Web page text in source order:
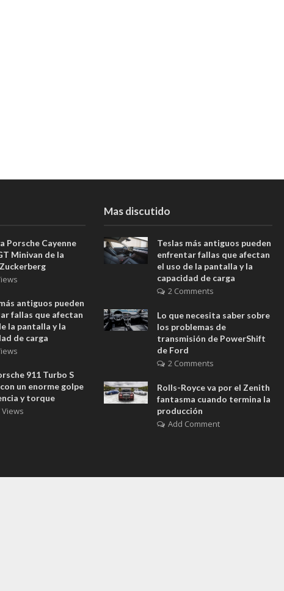
Porsche Cayenne
Minivan de la
antiguos pueden
fallas que afectan
la pantalla y la
de carga
911 Turbo S
un enorme golpe
y torque
Views
Mas discutido
Teslas más antiguos pueden
enfrentar fallas que afectan
el uso de la pantalla y la
capacidad de carga
2 Comments
Lo que necesita saber sobre
los problemas de
transmisión de PowerShift
de Ford
2 Comments
Rolls-Royce va por el Zenith
fantasma cuando termina la
producción
Add Comment